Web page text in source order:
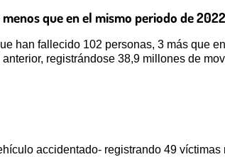
que en el mismo periodo de
han fallecido 102 personas, 3 más que
registrándose 38,9 millones de
accidentado- registrando 49 víctimas